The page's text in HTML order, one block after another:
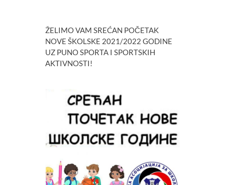
ŽELIMO VAM SREĆAN POČETAK
NOVE ŠKOLSKE 2021/2022 GODINE
UZ PUNO SPORTA I SPORTSKIH
AKTIVNOSTI!